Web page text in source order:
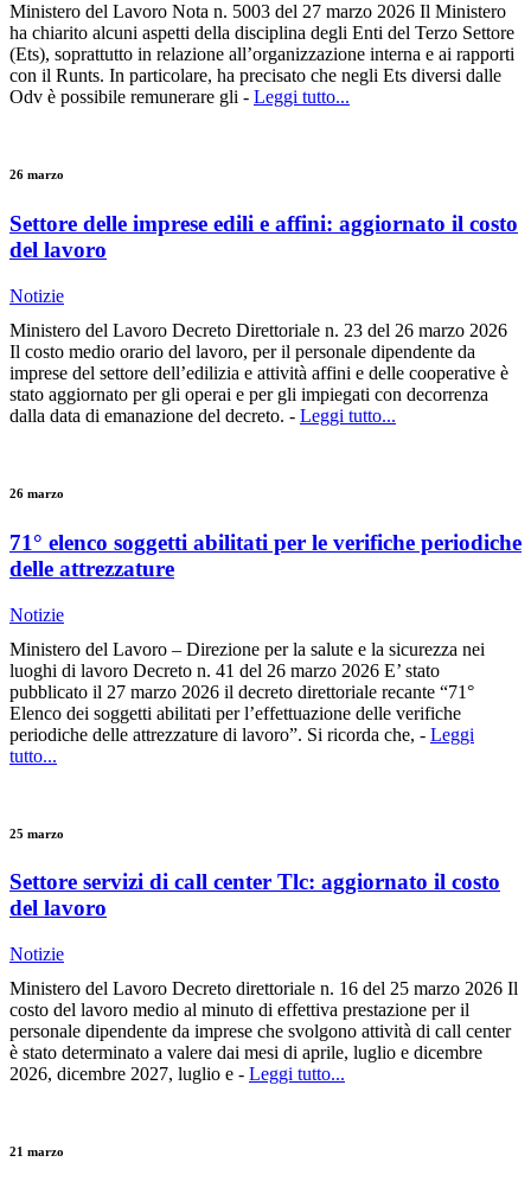
Ministero del Lavoro Nota n. 5003 del 27 marzo 2026 Il Ministero
ha chiarito alcuni aspetti della disciplina degli Enti del Terzo Settore
(Ets), soprattutto in relazione all’organizzazione interna e ai rapporti
con il Runts. In particolare, ha precisato che negli Ets diversi dalle
Odv è possibile remunerare gli - Leggi tutto...
26 marzo
Settore delle imprese edili e affini: aggiornato il costo
del lavoro
Notizie
Ministero del Lavoro Decreto Direttoriale n. 23 del 26 marzo 2026
Il costo medio orario del lavoro, per il personale dipendente da
imprese del settore dell’edilizia e attività affini e delle cooperative è
stato aggiornato per gli operai e per gli impiegati con decorrenza
dalla data di emanazione del decreto. - Leggi tutto...
26 marzo
71° elenco soggetti abilitati per le verifiche periodiche
delle attrezzature
Notizie
Ministero del Lavoro – Direzione per la salute e la sicurezza nei
luoghi di lavoro Decreto n. 41 del 26 marzo 2026 E’ stato
pubblicato il 27 marzo 2026 il decreto direttoriale recante “71°
Elenco dei soggetti abilitati per l’effettuazione delle verifiche
periodiche delle attrezzature di lavoro”. Si ricorda che, - Leggi
tutto...
25 marzo
Settore servizi di call center Tlc: aggiornato il costo
del lavoro
Notizie
Ministero del Lavoro Decreto direttoriale n. 16 del 25 marzo 2026 Il
costo del lavoro medio al minuto di effettiva prestazione per il
personale dipendente da imprese che svolgono attività di call center
è stato determinato a valere dai mesi di aprile, luglio e dicembre
2026, dicembre 2027, luglio e - Leggi tutto...
21 marzo